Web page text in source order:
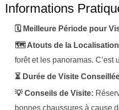
Informations
🗓️ Meilleure Période pour
🗺️ Atouts de la
forêt et les panoramas.
⏳ Durée de Visite
💡 Conseils de Visite:
bonnes chaussures à cause